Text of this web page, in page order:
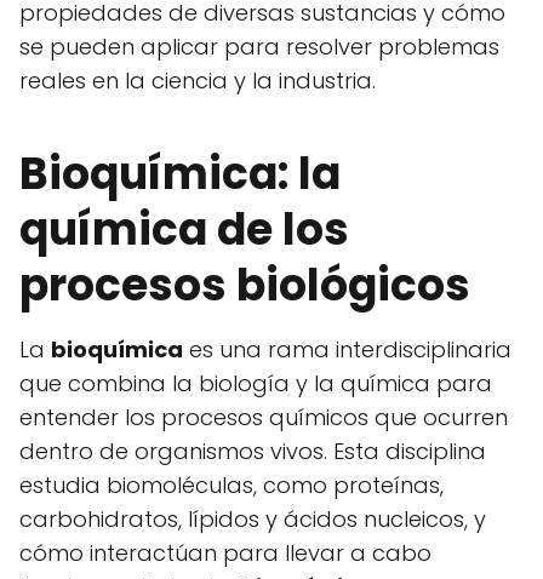
propiedades de diversas sustancias y cómo
se pueden aplicar para resolver problemas
reales en la ciencia y la industria.
Bioquímica: la
química de los
procesos biológicos
La bioquímica es una rama interdisciplinaria
que combina la biología y la química para
entender los procesos químicos que ocurren
dentro de organismos vivos. Esta disciplina
estudia biomoléculas, como proteínas,
carbohidratos, lípidos y ácidos nucleicos, y
cómo interactúan para llevar a cabo